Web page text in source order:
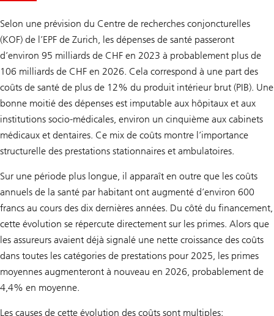
Selon une prévision du Centre de recherches conjoncturelles
(KOF) de l’EPF de Zurich, les dépenses de santé passeront
d’environ 95 milliards de CHF en 2023 à probablement plus de
106 milliards de CHF en 2026. Cela correspond à une part des
coûts de santé de plus de 12% du produit intérieur brut (PIB). Une
bonne moitié des dépenses est imputable aux hôpitaux et aux
institutions socio-médicales, environ un cinquième aux cabinets
médicaux et dentaires. Ce mix de coûts montre l’importance
structurelle des prestations stationnaires et ambulatoires.
Sur une période plus longue, il apparaît en outre que les coûts
annuels de la santé par habitant ont augmenté d’environ 600
francs au cours des dix dernières années. Du côté du financement,
cette évolution se répercute directement sur les primes. Alors que
les assureurs avaient déjà signalé une nette croissance des coûts
dans toutes les catégories de prestations pour 2025, les primes
moyennes augmenteront à nouveau en 2026, probablement de
4,4% en moyenne.
Les causes de cette évolution des coûts sont multiples: